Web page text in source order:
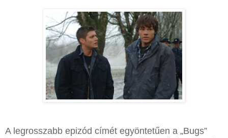
A legrosszabb epizód címét egyöntetűen a „Bugs”